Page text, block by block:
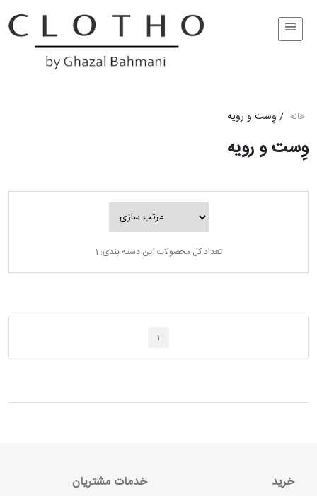
خانه / وِست و رویه
وِست و رویه
تعداد کل محصولات این دسته بندی: 1
1
خرید خدمات مشتریان